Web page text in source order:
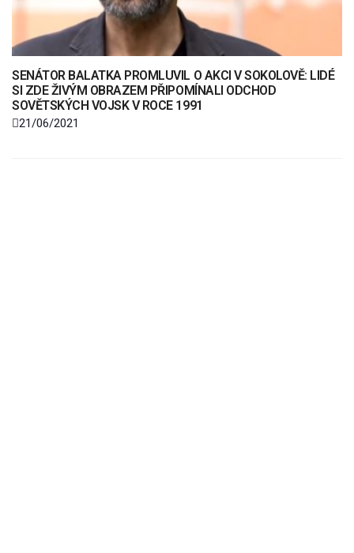
SENÁTOR BALATKA PROMLUVIL O AKCI V SOKOLOVĚ: LIDÉ
SI ZDE ŽIVÝM OBRAZEM PŘIPOMÍNALI ODCHOD
SOVĚTSKÝCH VOJSK V ROCE 1991
21/06/2021